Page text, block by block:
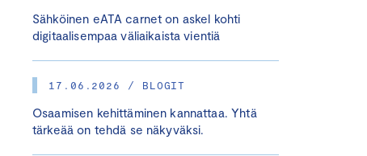
Sähköinen eATA carnet on askel kohti
digitaalisempaa väliaikaista vientiä
17.06.2026 / BLOGIT
Osaamisen kehittäminen kannattaa. Yhtä
tärkeää on tehdä se näkyväksi.